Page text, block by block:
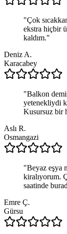
"Çok
ekstra hiçbir
kaldım."
Deniz A.
Karacabey
"Balkon
yetenekliydi
Kusursuz bir
Aslı R.
Osmangazi
"Beyaz eşya
kiralıyorum.
saatinde
Emre Ç.
Gürsu